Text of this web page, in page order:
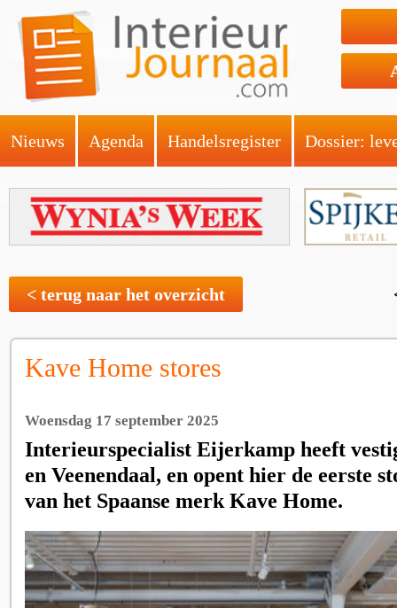
Nieuws Agenda Handelsregister Dossier:
< terug naar het overzicht
Kave Home stores
Woensdag 17 september 2025
Interieurspecialist Eijerkamp heeft
en Veenendaal, en opent hier de eerste
van het Spaanse merk Kave Home.